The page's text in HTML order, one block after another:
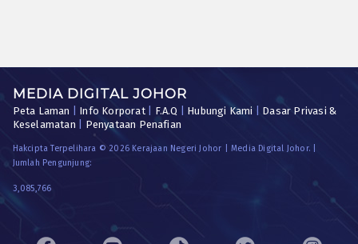
MEDIA DIGITAL JOHOR
Peta Laman Info Korporat| F.A.Q Hubungi Kami
Dasar Privasi &
Keselamatan
Penyataan Penafian
Hakcipta Terpelihara © 2026 Kerajaan Negeri Johor | Media Digital Johor. |
Jumlah Pengunjung:
3,085,766